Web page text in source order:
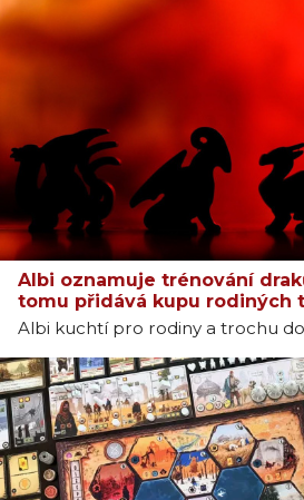
Albi oznamuje trénování
tomu přidává kupu rodiných
Albi kuchtí pro rodiny a trochu